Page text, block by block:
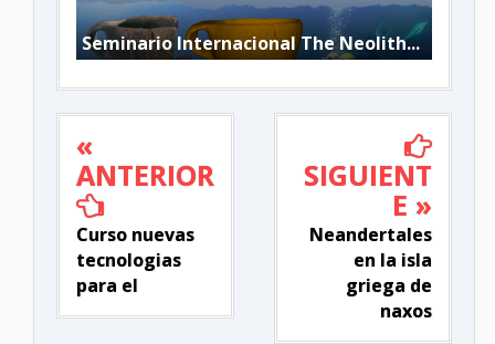
Seminario Internacional The Neolith...
«
ANTERIOR
Curso nuevas
tecnologias
para el
SIGUIENT
E »
Neandertales
en la isla
griega de
naxos